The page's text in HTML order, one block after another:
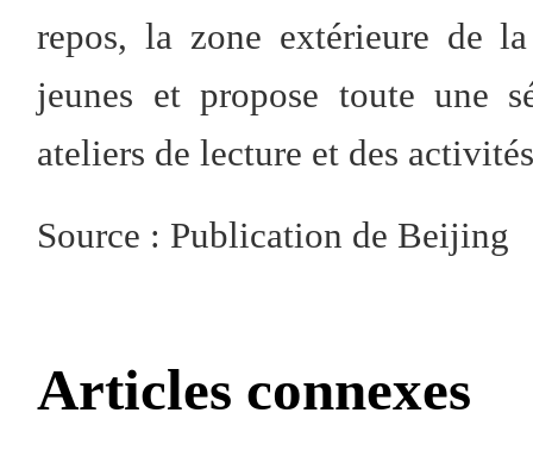
repos, la zone extérieure de
jeunes et propose toute une
ateliers de lecture et des
Source : Publication de Beijing
Articles connexes